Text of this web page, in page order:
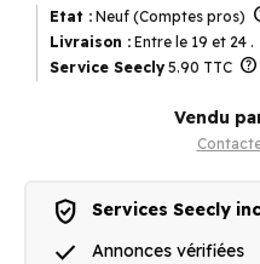
Etat : Neuf (Comptes pros)
Livraison : Entre le 19 et 24 .
Service Seecly 5.90 TTC help
Vendu
verified_user Services Seecly
done Annonces vérifiées